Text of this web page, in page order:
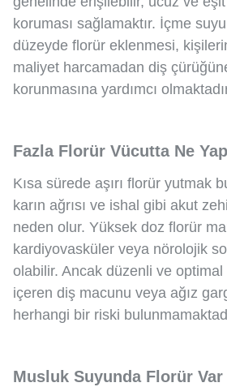
koruması sağlamaktır. İçme
düzeyde florür eklenmesi,
maliyet harcamadan diş
korunmasına yardımcı
Fazla Florür Vücutta Ne
Kısa sürede aşırı florür yutmak
karın ağrısı ve ishal gibi akut
neden olur. Yüksek doz florür
kardiyovasküler veya nörolojik
olabilir. Ancak düzenli ve
içeren diş macunu veya ağız
herhangi bir riski
Musluk Suyunda Florür Var